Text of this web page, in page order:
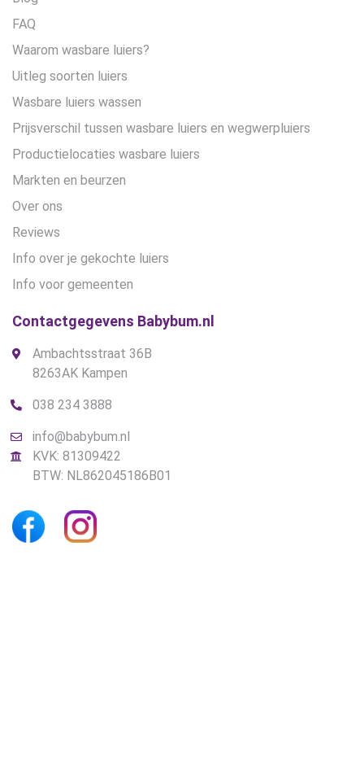
FAQ
Waarom wasbare luiers?
Uitleg soorten luiers
Wasbare luiers wassen
Prijsverschil tussen wasbare luiers en wegwerpluiers
Productielocaties wasbare luiers
Markten en beurzen
Over ons
Reviews
Info over je gekochte luiers
Info voor gemeenten
Contactgegevens Babybum.nl
Ambachtsstraat 36B
8263AK Kampen
038 234 3888
info@babybum.nl
KVK: 81309422
BTW: NL862045186B01